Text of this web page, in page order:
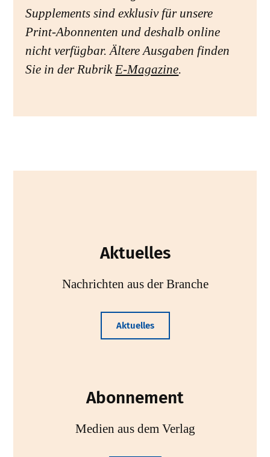
Supplements sind exklusiv für unsere
Print-Abonnenten und deshalb online
nicht verfügbar. Ältere Ausgaben finden
Sie in der RubrikE-Magazine.
Aktuelles
Nachrichten aus der Branche
Aktuelles
Abonnement
Medien aus dem Verlag